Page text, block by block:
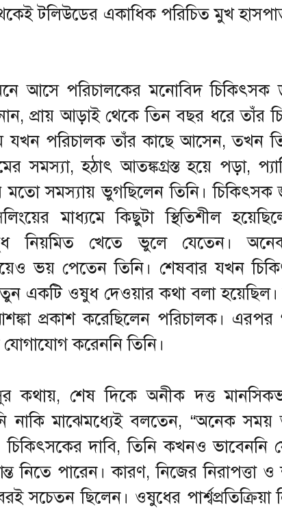
টলিউডের একাধিক পরিচিত মুখ
আসে পরিচালকের মনোবিদ চিকিৎসক
প্রায় আড়াই থেকে তিন বছর ধরে তাঁর
যখন পরিচালক তাঁর কাছে আসেন, তখন
সমস্যা, হঠাৎ আতঙ্কগ্রস্ত হয়ে পড়া,
মতো সমস্যায় ভুগছিলেন তিনি। চিকিৎসক
মাধ্যমে কিছুটা স্থিতিশীল
নিয়মিত খেতে ভুলে যেতেন।
নিয়েও ভয় পেতেন তিনি। শেষবার যখন
একটি ওষুধ দেওয়ার কথা বলা হয়েছিল।
প্রকাশ করেছিলেন পরিচালক।
যোগাযোগ করেননি তিনি।
কথায়, শেষ দিকে অনীক দত্ত
নাকি মাঝেমধ্যেই বলতেন, “অনেক সময়
চিকিৎসকের দাবি, তিনি কখনও
নিতে পারেন। কারণ, নিজের নিরাপত্তা ও
সচেতন ছিলেন। ওষুধের পার্শ্বপ্রতিক্রিয়া